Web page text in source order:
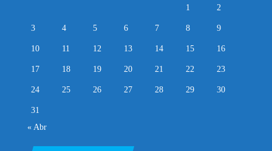
1 2
3 4 5 6 7 8 9
10 11 12 13 14 15 16
17 18 19 20 21 22 23
24 25 26 27 28 29 30
31
« Abr